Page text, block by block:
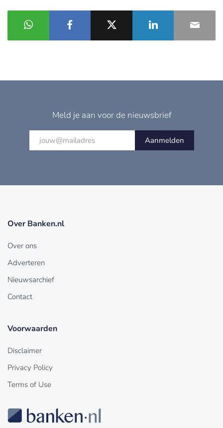
Meld je aan voor de nieuwsbrief
Aanmelden
Over Banken.nl
Over ons
Adverteren
Nieuwsarchief
Contact
Voorwaarden
Disclaimer
Privacy Policy
Terms of Use